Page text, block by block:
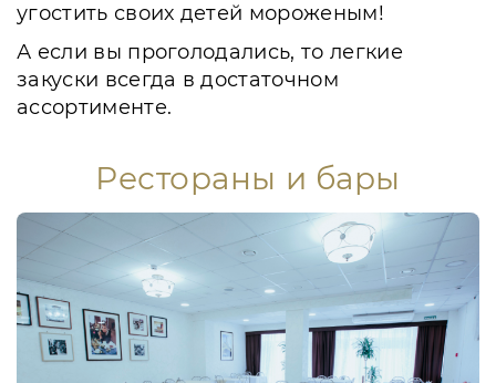
угостить своих детей мороженым!
А если вы проголодались, то легкие
закуски всегда в достаточном
ассортименте.
Рестораны и бары